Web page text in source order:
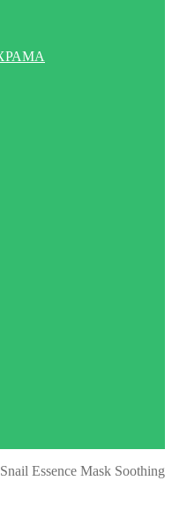
Essence Mask Soothing